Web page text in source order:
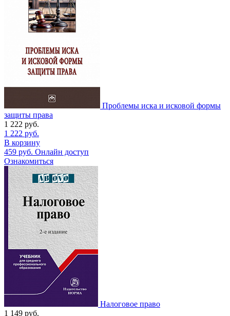
Проблемы иска и исковой формы
защиты права
1 222 руб.
1 222 руб.
В корзину
459 руб. Онлайн доступ
Ознакомиться
Налоговое право
1 149 руб.